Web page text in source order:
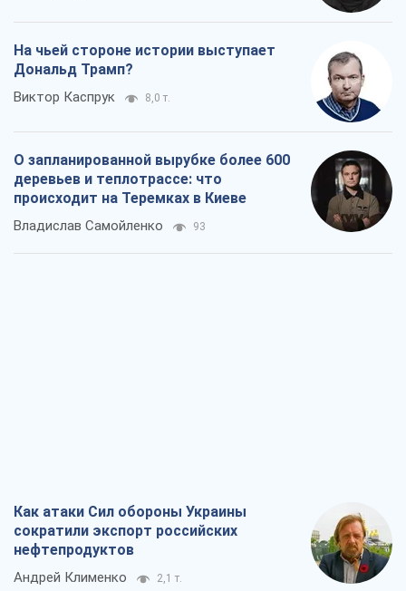
На чьей стороне истории выступает
Дональд Трамп?
Виктор Каспрук 8,0 т.
О запланированной вырубке более 600
деревьев и теплотрассе: что
происходит на Теремках в Киеве
Владислав Самойленко 93
Как атаки Сил обороны Украины
сократили экспорт российских
нефтепродуктов
Андрей Клименко 2,1 т.